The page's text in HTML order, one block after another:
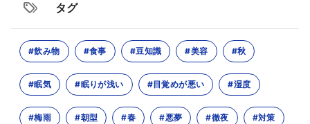
タグ
#飲み物 #食事 #豆知識 #美容 #秋
#眠気 #眠りが浅い #目覚めが悪い #湿度
#梅雨 #朝型 #春 #悪夢 #徹夜 #対策